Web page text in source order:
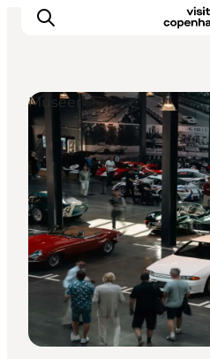
This is Copenhagen
Aktiviteter
Spis & drik
Områder
Planlæg din tur
CopenPay
Copenhagen Card
Museer